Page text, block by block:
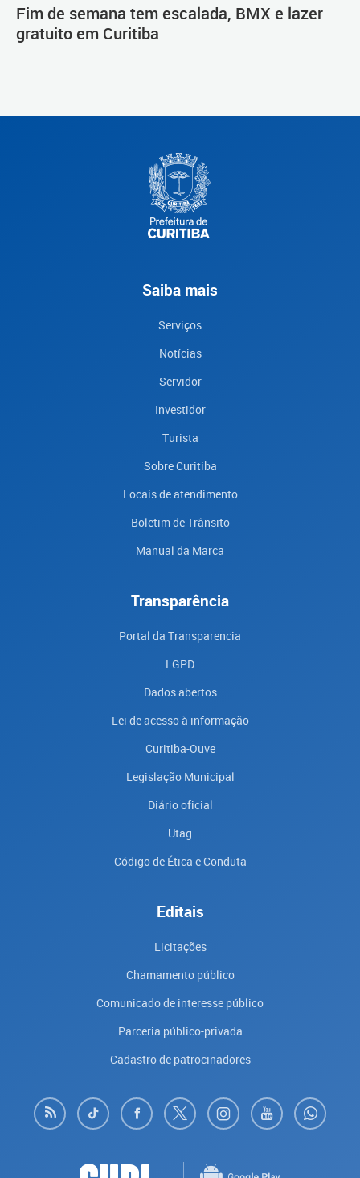
Fim de semana tem escalada, BMX e lazer
gratuito em Curitiba
Saiba mais
Serviços
Notícias
Servidor
Investidor
Turista
Sobre Curitiba
Locais de atendimento
Boletim de Trânsito
Manual da Marca
Transparência
Portal da Transparencia
LGPD
Dados abertos
Lei de acesso à informação
Curitiba-Ouve
Legislação Municipal
Diário oficial
Utag
Código de Ética e Conduta
Editais
Licitações
Chamamento público
Comunicado de interesse público
Parceria público-privada
Cadastro de patrocinadores